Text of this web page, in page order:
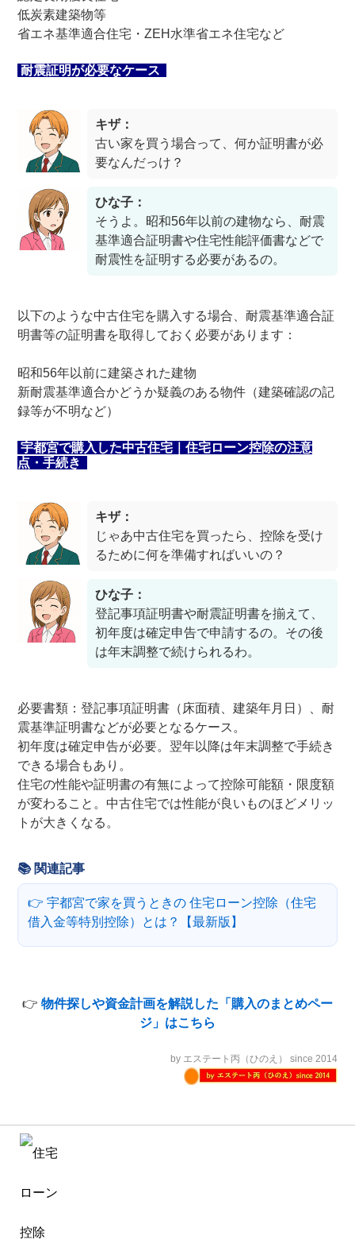
低炭素建築物等
省エネ基準適合住宅・ZEH水準省エネ住宅など
耐震証明が必要なケース
キザ：
古い家を買う場合って、何か証明書が必
要なんだっけ？
ひな子：
そうよ。昭和56年以前の建物なら、耐震
基準適合証明書や住宅性能評価書などで
耐震性を証明する必要があるの。
以下のような中古住宅を購入する場合、耐震基準適合証
明書等の証明書を取得しておく必要があります：
昭和56年以前に建築された建物
新耐震基準適合かどうか疑義のある物件（建築確認の記
録等が不明など）
宇都宮で購入した中古住宅｜住宅ローン控除の注意
点・手続き
キザ：
じゃあ中古住宅を買ったら、控除を受け
るために何を準備すればいいの？
ひな子：
登記事項証明書や耐震証明書を揃えて、
初年度は確定申告で申請するの。その後
は年末調整で続けられるわ。
必要書類：登記事項証明書（床面積、建築年月日）、耐
震基準証明書などが必要となるケース。
初年度は確定申告が必要。翌年以降は年末調整で手続き
できる場合もあり。
住宅の性能や証明書の有無によって控除可能額・限度額
が変わること。中古住宅では性能が良いものほどメリッ
トが大きくなる。
📚 関連記事
👉 宇都宮で家を買うときの 住宅ローン控除（住宅
借入金等特別控除）とは？【最新版】
👉 物件探しや資金計画を解説した「購入のまとめペー
ジ」はこちら
by エステート丙（ひのえ） since 2014